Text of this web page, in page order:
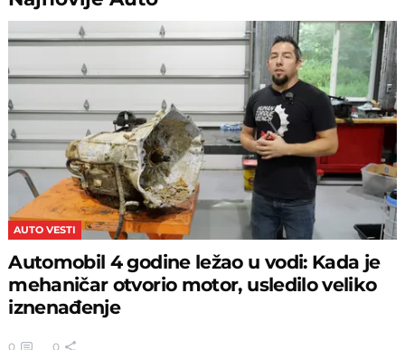
AUTO VESTI
Automobil 4 godine ležao u vodi: Kada je
mehaničar otvorio motor, usledilo veliko
iznenađenje
0 0